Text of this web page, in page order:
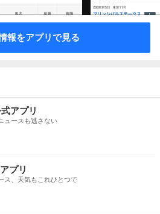
報をアプリで見る
アプリ
ュースも逃さない
プリ
ス、天気もこれひとつで